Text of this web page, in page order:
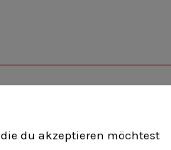
Berlin e.V.
die du akzeptieren möchtest